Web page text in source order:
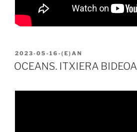
2023-05-16-(E)AN
OCEANS. ITXIERA BIDEOA